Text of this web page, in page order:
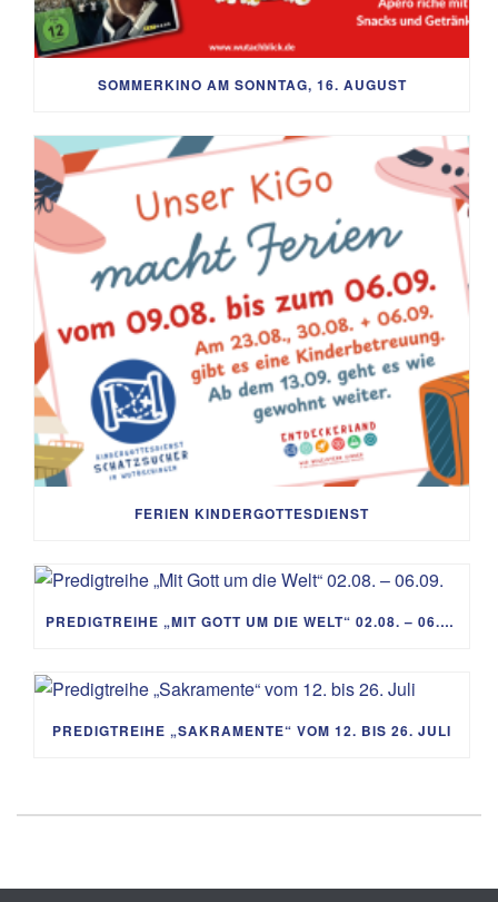
SOMMERKINO AM SONNTAG, 16. AUGUST
FERIEN KINDERGOTTESDIENST
PREDIGTREIHE „MIT GOTT UM DIE WELT“ 02.08. – 06.09.
PREDIGTREIHE „SAKRAMENTE“ VOM 12. BIS 26. JULI